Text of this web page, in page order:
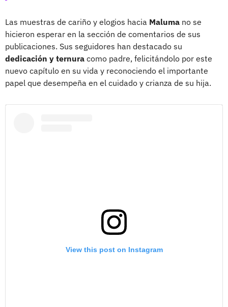
Las muestras de cariño y elogios hacia Maluma no se
hicieron esperar en la sección de comentarios de sus
publicaciones. Sus seguidores han destacado su
dedicación y ternura como padre, felicitándolo por este
nuevo capítulo en su vida y reconociendo el importante
papel que desempeña en el cuidado y crianza de su hija.
View this post on Instagram